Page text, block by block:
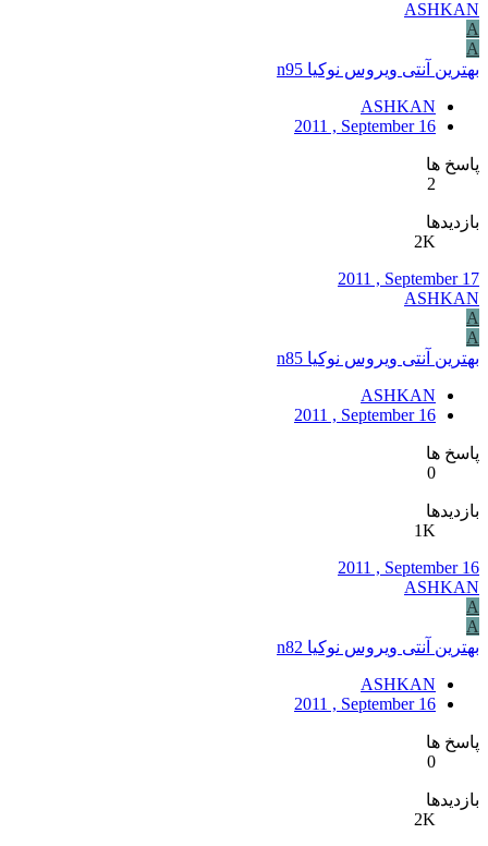
ASHKAN
A
A
بهترین آنتی ویروس نوکیا n95
ASHKAN
2011 , September 16
پاسخ ها
2
بازدیدها
2K
2011 , September 17
ASHKAN
A
A
بهترین آنتی ویروس نوکیا n85
ASHKAN
2011 , September 16
پاسخ ها
0
بازدیدها
1K
2011 , September 16
ASHKAN
A
A
بهترین آنتی ویروس نوکیا n82
ASHKAN
2011 , September 16
پاسخ ها
0
بازدیدها
2K